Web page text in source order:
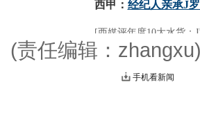
(责任编辑：zhangxu)
手机看新闻